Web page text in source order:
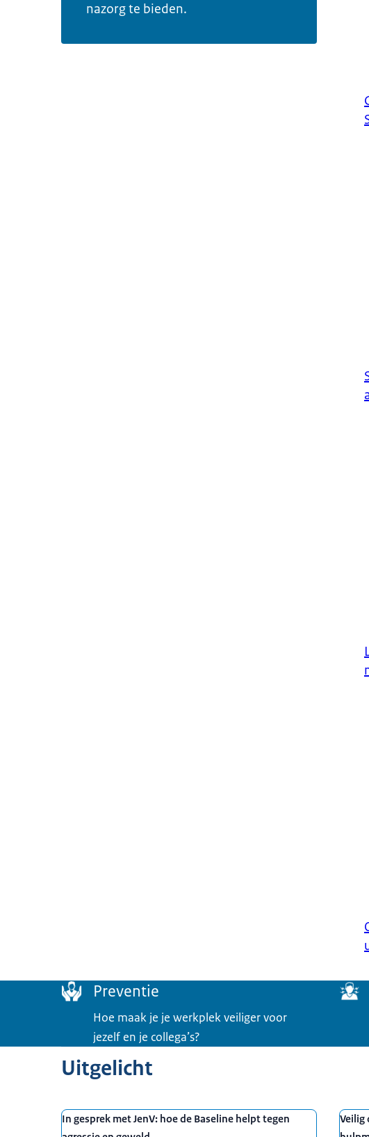
nazorg te bieden.
Preventie
Hoe maak je je werkplek veiliger voor
jezelf en je collega’s?
Uitgelicht
In gesprek met JenV: hoe de Baseline helpt tegen
Veilig